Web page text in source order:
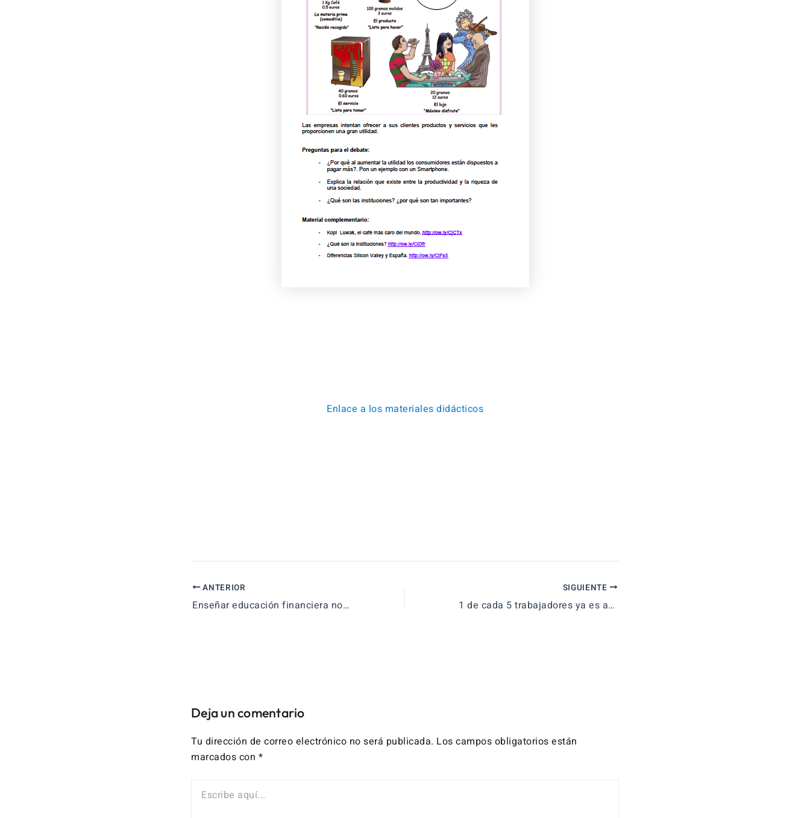
Enlace a los materiales didácticos
ANTERIOR
Enseñar educación financiera no es vender préstamos
SIGUIENTE
1 de cada 5 trabajadores ya es autónomo
Deja un comentario
Tu dirección de correo electrónico no será publicada. Los campos obligatorios están
marcados con *
AQUÍ...